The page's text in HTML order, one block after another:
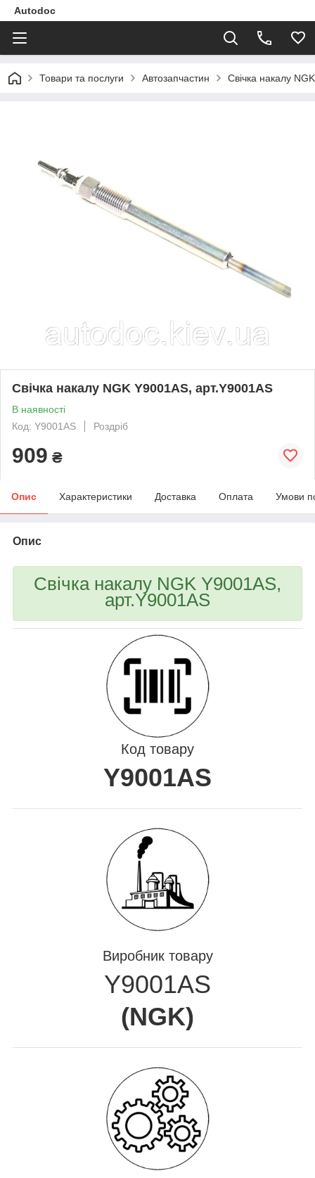
Autodoc
Товари та послуги Автозапчастин Свічка накалу
Свічка накалу NGK Y9001AS, арт.Y9001AS
В наявності
Код: Y9001AS
Роздріб
909 ₴
Опис Характеристики Доставка Оплата Умови
Опис
Свічка накалу NGK Y9001AS,
арт.Y9001AS
Код товару
Y9001AS
Виробник товару
Y9001AS
(NGK)